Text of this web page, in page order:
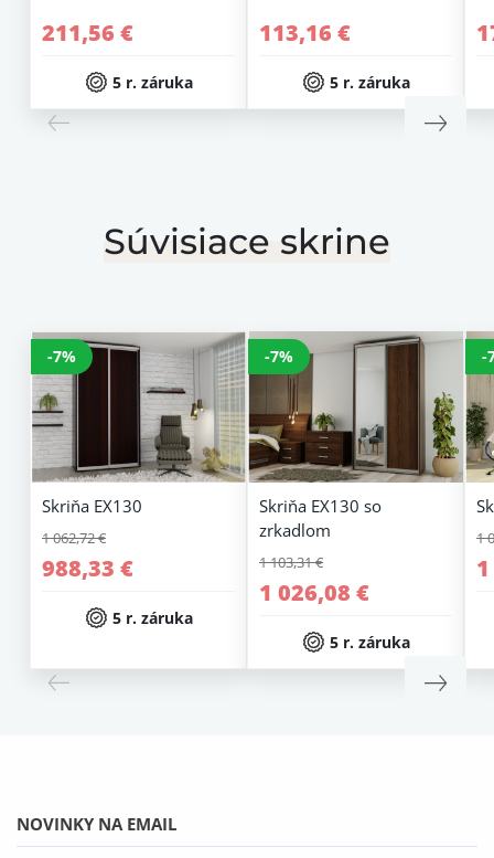
211,56 €
5 r. záruka
113,16 €
5 r. záruka
Súvisiace skrine
-7%
Skriňa EX130
1 062,72 €
988,33 €
5 r. záruka
-7%
Skriňa EX130 so
zrkadlom
1 103,31 €
1 026,08 €
5 r. záruka
-
1
NOVINKY NA EMAIL